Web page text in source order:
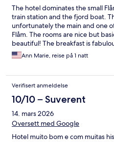
The hotel dominates the small
train station and the fjord boat.
unfortunately the main and one
Flåm. The rooms are nice but
beautiful! The breakfast is
Ann Marie, reise på 1 natt
Verifisert anmeldelse
10/10 – Suverent
14. mars 2026
Oversett med Google
Hotel muito bom e com muitas